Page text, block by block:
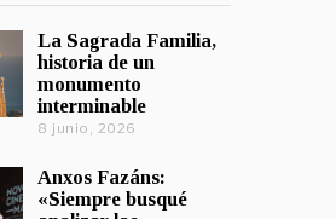
La Sagrada Familia,
historia de un
monumento
interminable
8 junio, 2026
Anxos Fazáns:
«Siempre busqué